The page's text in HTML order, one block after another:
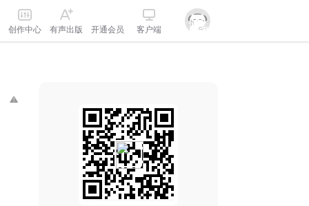
创作中心 有声出版 开通会员 客户端